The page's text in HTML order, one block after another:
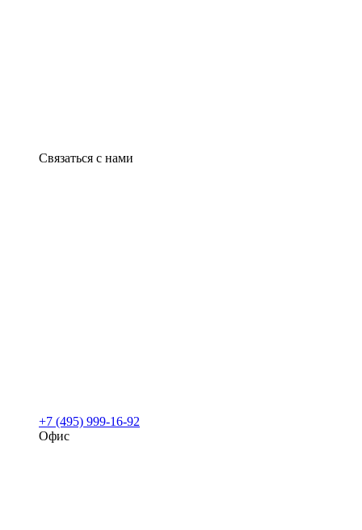
Связаться с нами
+7 (495) 999-16-92
Офис